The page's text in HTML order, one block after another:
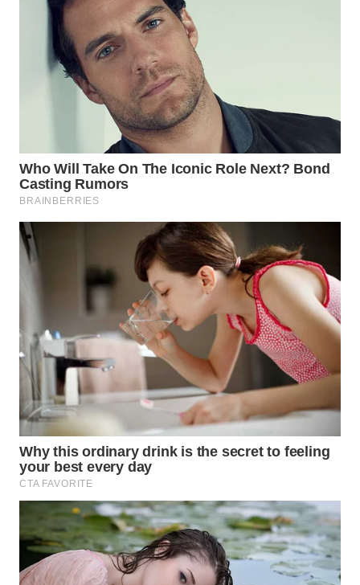
TANJUNG
LESUNG
WN
WN
LABUHANBATU
TAPANULI
SERDANG
WN
TEBING
TINGGI
WN
PAKPAK
WN
KARAWANG
WN